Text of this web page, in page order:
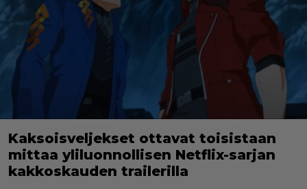
Kaksoisveljekset ottavat toisistaan
mittaa yliluonnollisen Netflix-sarjan
kakkoskauden trailerilla